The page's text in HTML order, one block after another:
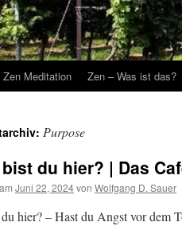
Zen Meditation Zen – Was ist das?
Purpose
du hier? | Das
Juni 22, 2024von Wolfgang D. Sauer
hier? – Hast du Angst vor dem